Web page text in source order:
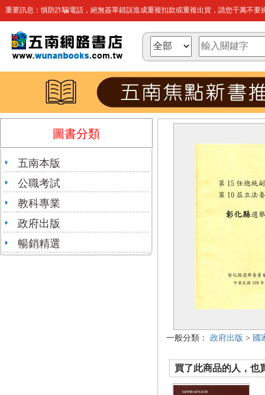
重要訊息：慎防詐騙電話，絕無簽單錯誤造成重複扣款或重複出貨，請您千萬不要
圖書分類
五南本版
公職考試
教科專業
政府出版
暢銷精選
一般分類： 政府出版 > 國
買了此商品的人，也